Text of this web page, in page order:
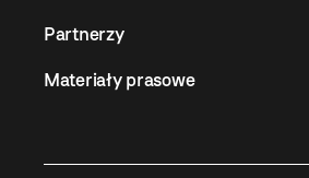
Partnerzy
Materiały prasowe